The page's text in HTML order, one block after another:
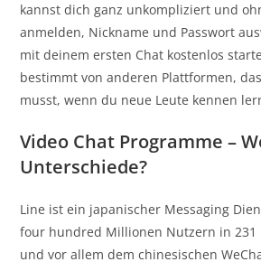
kannst dich ganz unkompliziert und
anmelden, Nickname und Passwort
mit deinem ersten Chat kostenlos
bestimmt von anderen Plattformen,
musst, wenn du neue Leute kennen
Video Chat Programme –
Unterschiede?
Line ist ein japanischer Messaging
four hundred Millionen Nutzern in 231
und vor allem dem chinesischen